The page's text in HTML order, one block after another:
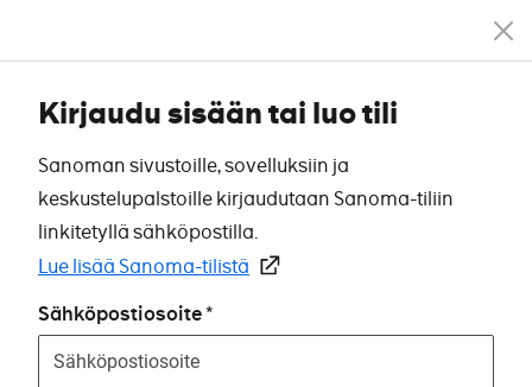
Kirjaudu sisään tai luo tili
Sanoman sivustoille, sovelluksiin ja
keskustelupalstoille kirjaudutaan Sanoma-tiliin
linkitetyllä sähköpostilla.
Lue lisää Sanoma-tilistä
Sähköpostiosoite